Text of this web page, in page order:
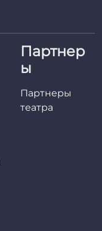
Партнер
ы
Партнеры
театра